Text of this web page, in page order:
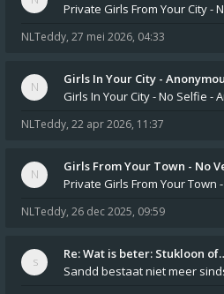
NLTeddy, 27 mei 2026, 04:33
Girls In Your City -
NLTeddy, 22 apr 2026, 11:37
Girls From Your Town - No
NLTeddy, 26 dec 2025, 09:59
Re: Wat is beter: Stukloon
Sandd bestaat niet meer